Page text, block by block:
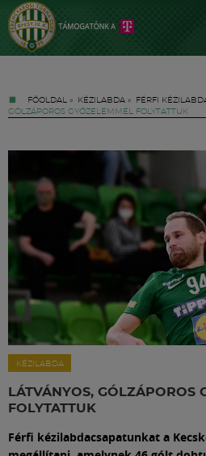
FŐOLDAL » KÉZILABDA » FÉRFI
GÓLZÁPOROS GYŐZELEMMEL FOLYTATTUK
KÉZILABDA
LÁTVÁNYOS, GÓLZÁPOROS
FOLYTATTUK
Férfi kézilabdacsapatunkat a
Jegyek
FM YouTube +
Hírek
Labdarúgás